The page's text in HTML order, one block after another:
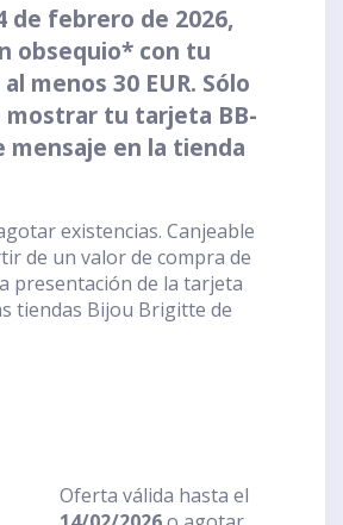
de febrero de 2026,
obsequio* con tu
menos 30 EUR. Sólo
mostrar tu tarjeta BB-
mensaje en la tienda
existencias. Canjeable
de un valor de compra de
presentación de la tarjeta
tiendas Bijou Brigitte de
Oferta válida hasta el